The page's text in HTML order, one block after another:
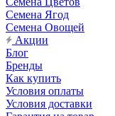
Семена Ягод
Семена Овощей
Акции
Блог
Бренды
Как купить
Условия оплаты
Условия доставки